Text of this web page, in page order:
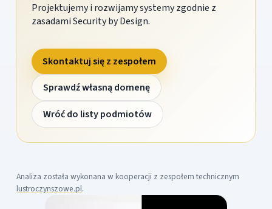
Projektujemy i rozwijamy systemy zgodnie z
zasadami Security by Design.
Skontaktuj się z zespołem
Sprawdź własną domenę
Wróć do listy podmiotów
Analiza została wykonana w kooperacji z zespołem technicznym
lustroczynszowe.pl.